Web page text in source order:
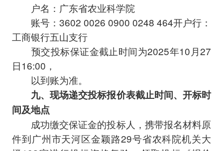
户名：广东省农业科学院
账号：3602 0026 0900 0248 464开户行：
工商银行五山支行
预交投标保证金截止时间为2025年10月27
日16:00，
以到账为准。
九、现场递交投标报价表截止时间、开标时
间及地点
成功缴交保证金的投标人，携带报名材料原
件到广州市天河区金颖路29号省农科院机关大